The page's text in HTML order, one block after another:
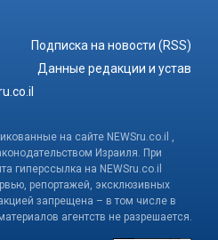
Подписка на новости (RSS)
Данные редакции и устав
на сайте NEWSru.co.il ,
Израиля. При
гиперссылка на NEWSru.co.il
репортажей, эксклюзивных
запрещена – в том числе в
агентств не разрешается.